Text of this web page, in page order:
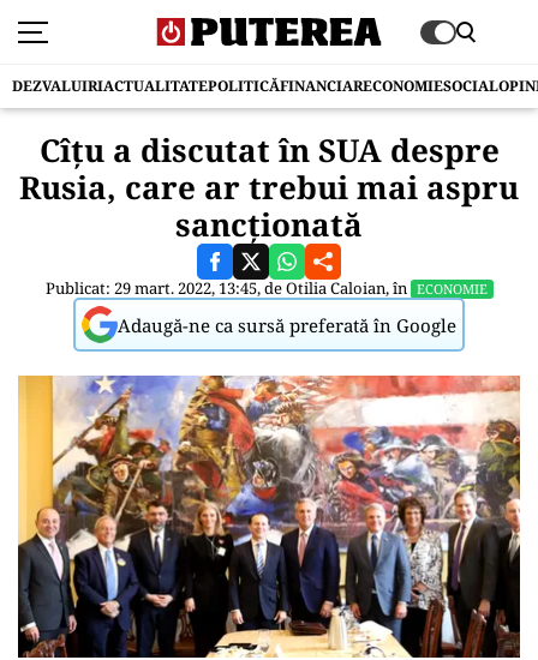
DEZVALUIRIACTUALITATEPOLITICĂFINANCIARECONOMIESOCIAL
Cîțu a discutat în SUA despre
Rusia, care ar trebui mai aspru
sancționată
Publicat: 29 mart. 2022, 13:45, deOtilia Caloian, în ECONOMIE
Adaugă-ne ca sursă preferată în Google